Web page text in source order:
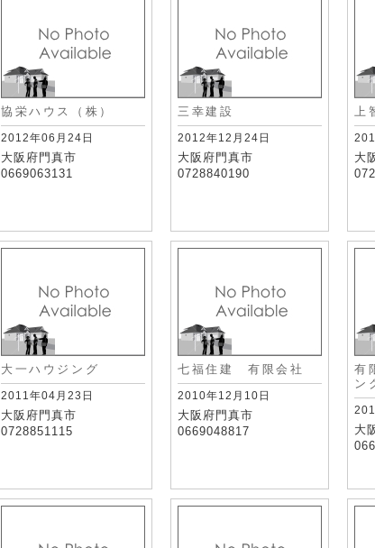
協栄ハウス（株）
2012年06月24日
大阪府門真市
0669063131
三幸建設
2012年12月24日
大阪府門真市
0728840190
上
大
大一ハウジング
2011年04月23日
大阪府門真市
0728851115
七福住建 有限会社
2010年12月10日
大阪府門真市
0669048817
有
ン
大